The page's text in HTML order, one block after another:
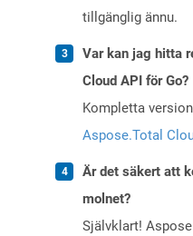
tillgänglig ännu.
Var kan jag hitta
Cloud API för Go?
Kompletta
Aspose.Total
Är det säkert att
molnet?
Självklart!